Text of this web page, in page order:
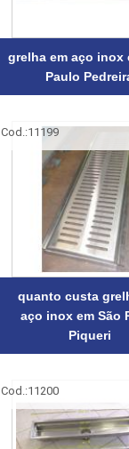
grelha em aço inox
Paulo
Cod.:11199
quanto custa
aço inox em São
Piqueri
Cod.:11200